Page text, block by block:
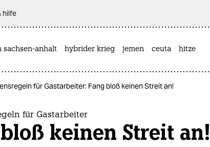
hilfe
sachsen-anhalt hybrider krieg jemen ceuta hitze
für Gastarbeiter: Fang bloß keinen Streit an!
für Gastarbeiter
keinen Streit an!